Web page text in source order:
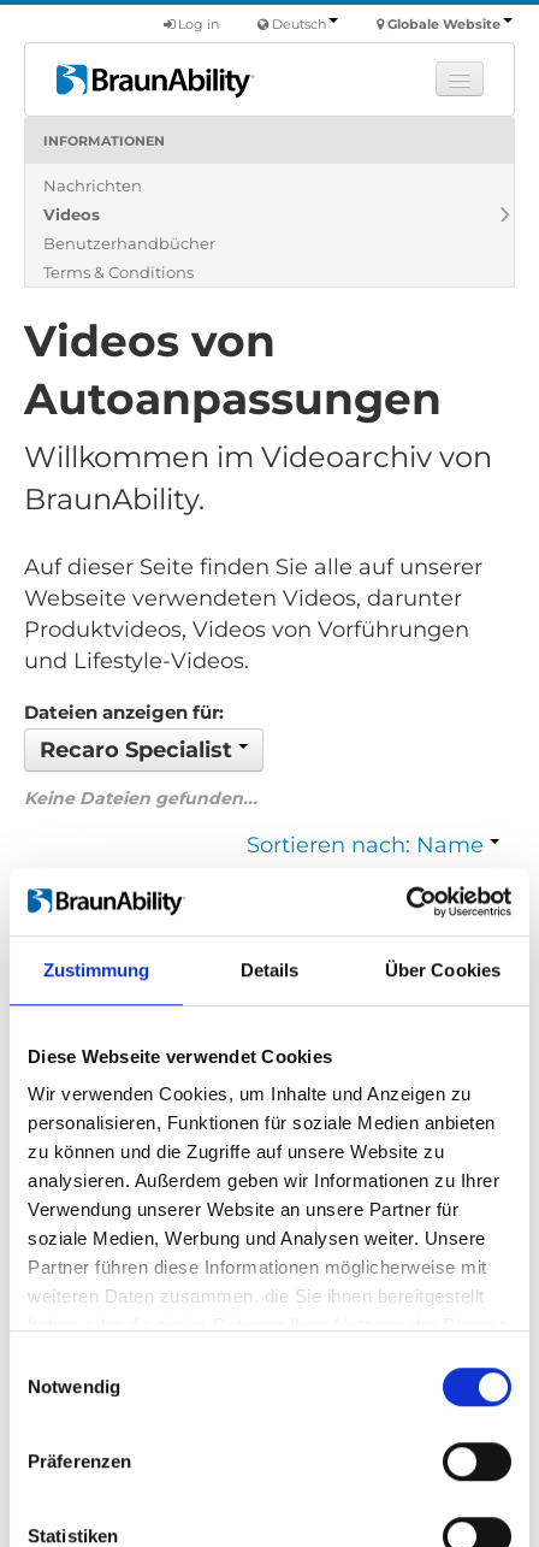
Zustimmung Details Über Cookies
Diese Webseite verwendet Cookies
Wir verwenden Cookies, um Inhalte und Anzeigen zu
personalisieren, Funktionen für soziale Medien anbieten
zu können und die Zugriffe auf unsere Website zu
analysieren. Außerdem geben wir Informationen zu Ihrer
Verwendung unserer Website an unsere Partner für
soziale Medien, Werbung und Analysen weiter. Unsere
Partner führen diese Informationen möglicherweise mit
weiteren Daten zusammen, die Sie ihnen bereitgestellt
Notwendig
Präferenzen
Statistiken
Globale Website
Deutsch
Log in
Produkte
Über uns
Finde einen Händler
INFORMATIONEN
Nachrichten
Videos
Benutzerhandbücher
Terms & Conditions
Videos von
Autoanpassungen
Willkommen im Videoarchiv von
BraunAbility.
Auf dieser Seite finden Sie alle auf unserer
Webseite verwendeten Videos, darunter
Produktvideos, Videos von Vorführungen
und Lifestyle-Videos.
Dateien anzeigen für:
Recaro Specialist
Keine Dateien gefunden...
Sortieren nach: Name
Zurück
Wenn Sie nach einem Video zu einem bestimmten Produkt
Menü auf der linken Seite auswählen. Bitte beachten Sie, dass es
nicht zu allen Produkten eigene Videos gibt.
Einbetten
Unter jedem Video finden Sie einen Code, mit dem Sie das Video
auf Ihrer Webseite einbetten können.
Abonnieren
Abonnieren Sie hier unseren YouTube-Kanal, um sofort
benachrichtigt zu werden, wenn wir ein neues Video hochladen.